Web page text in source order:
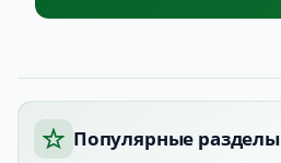
Популярные разделы